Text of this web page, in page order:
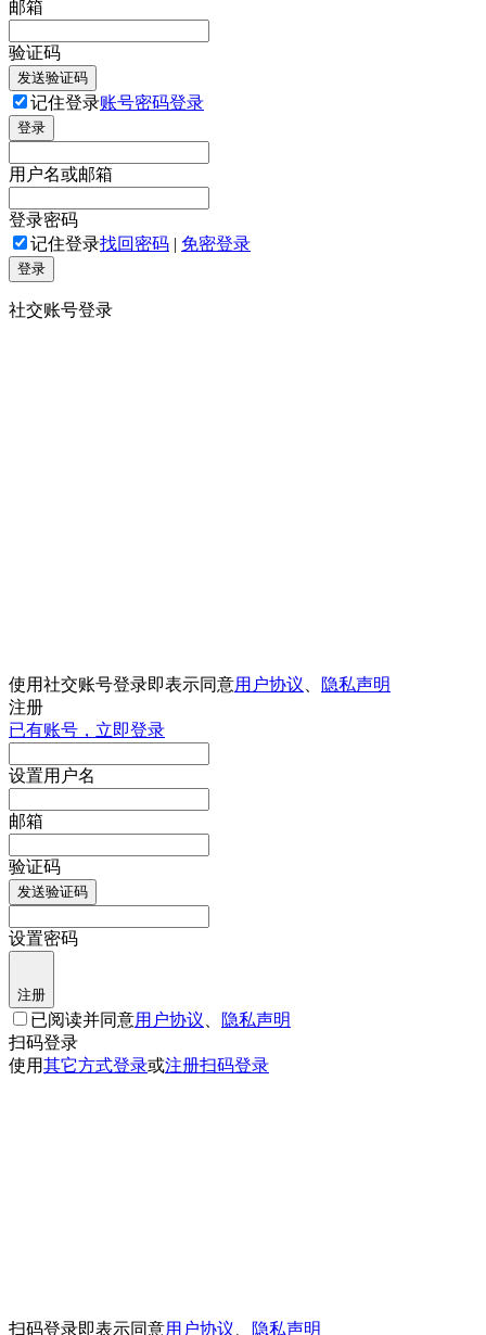
邮箱
验证码
发送验证码
记住登录账号密码登录
登录
用户名或邮箱
登录密码
记住登录找回密码 | 免密登录
登录
社交账号登录
使用社交账号登录即表示同意用户协议
隐私声明
注册
已有账号，立即登录
设置用户名
邮箱
验证码
发送验证码
设置密码
注册
已阅读并同意用户协议
隐私声明
扫码登录
使用其它方式登录或注册扫码登录
扫码登录即表示同意用户协议 隐私声明